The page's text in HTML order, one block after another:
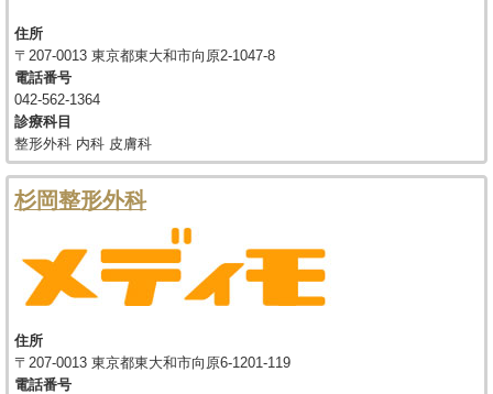
住所
〒207-0013 東京都東大和市向原2-1047-8
電話番号
042-562-1364
診療科目
整形外科 内科 皮膚科
杉岡整形外科
住所
〒207-0013 東京都東大和市向原6-1201-119
電話番号